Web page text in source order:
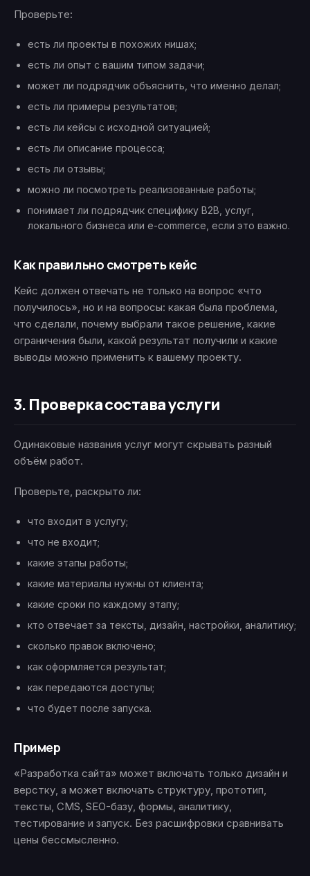
Проверьте:
есть ли проекты в похожих нишах;
есть ли опыт с вашим типом задачи;
может ли подрядчик объяснить, что именно делал;
есть ли примеры результатов;
есть ли кейсы с исходной ситуацией;
есть ли описание процесса;
есть ли отзывы;
можно ли посмотреть реализованные работы;
понимает ли подрядчик специфику B2B, услуг,
локального бизнеса или e-commerce, если это важно.
Как правильно смотреть кейс
Кейс должен отвечать не только на вопрос «что
получилось», но и на вопросы: какая была проблема,
что сделали, почему выбрали такое решение, какие
ограничения были, какой результат получили и какие
выводы можно применить к вашему проекту.
3. Проверка состава услуги
Одинаковые названия услуг могут скрывать разный
объём работ.
Проверьте, раскрыто ли:
что входит в услугу;
что не входит;
какие этапы работы;
какие материалы нужны от клиента;
какие сроки по каждому этапу;
кто отвечает за тексты, дизайн, настройки, аналитику;
сколько правок включено;
как оформляется результат;
как передаются доступы;
что будет после запуска.
Пример
«Разработка сайта» может включать только дизайн и
верстку, а может включать структуру, прототип,
тексты, CMS, SEO-базу, формы, аналитику,
тестирование и запуск. Без расшифровки сравнивать
цены бессмысленно.